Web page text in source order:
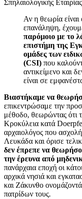
Σπηλαιολογικής
Αν η θεωρία
επανάληψη,
παρόμοιο με το
επιστήμη της
ομάδες των
(CSI) που
αντικείμενο και
είναι σε
Βιαστήκαμε να
επικεντρώσαμε την
μέθοδο, θεωρώντας ότι
Κροκύλεια κατά
αρχαιολόγος που
Λευκάδα και όρισε
δεν έπρεπε να
την έρευνα από
πανάρχαια εποχή οι
αρχικά νησιά και
και Ζάκυνθο
πατρίδων τους.